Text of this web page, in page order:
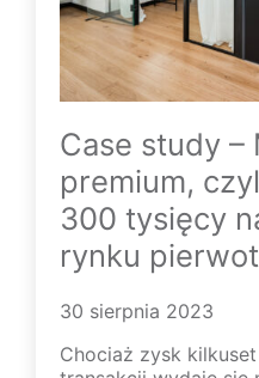
Case study –
premium,
300 tysięcy
rynku
30 sierpnia 2023
Chociaż zysk